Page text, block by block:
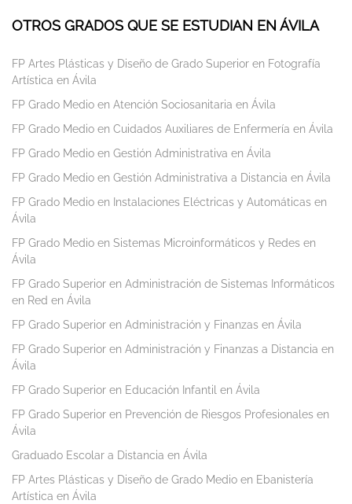
OTROS GRADOS QUE SE ESTUDIAN EN ÁVILA
FP Artes Plásticas y Diseño de Grado Superior en Fotografía
Artística en Ávila
FP Grado Medio en Atención Sociosanitaria en Ávila
FP Grado Medio en Cuidados Auxiliares de Enfermería en Ávila
FP Grado Medio en Gestión Administrativa en Ávila
FP Grado Medio en Gestión Administrativa a Distancia en Ávila
FP Grado Medio en Instalaciones Eléctricas y Automáticas en
Ávila
FP Grado Medio en Sistemas Microinformáticos y Redes en
Ávila
FP Grado Superior en Administración de Sistemas Informáticos
en Red en Ávila
FP Grado Superior en Administración y Finanzas en Ávila
FP Grado Superior en Administración y Finanzas a Distancia en
Ávila
FP Grado Superior en Educación Infantil en Ávila
FP Grado Superior en Prevención de Riesgos Profesionales en
Ávila
Graduado Escolar a Distancia en Ávila
FP Artes Plásticas y Diseño de Grado Medio en Ebanistería
Artística en Ávila